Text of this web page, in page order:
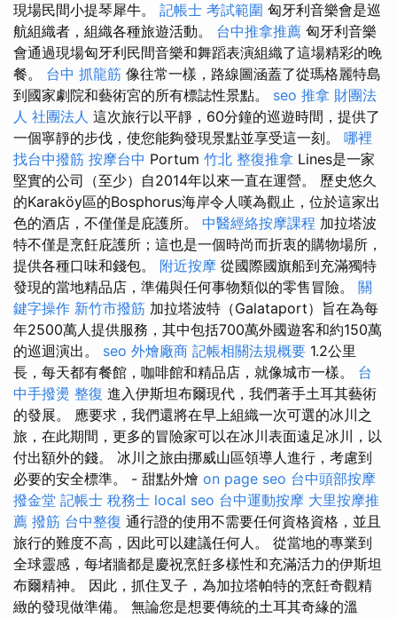
現場民間小提琴犀牛。 記帳士 考試範圍 匈牙利音樂會是巡
航組織者，組織各種旅遊活動。 台中推拿推薦 匈牙利音樂
會通過現場匈牙利民間音樂和舞蹈表演組織了這場精彩的晚
餐。 台中 抓龍筋 像往常一樣，路線圖涵蓋了從瑪格麗特島
到國家劇院和藝術宮的所有標誌性景點。 seo 推拿 財團法
人 社團法人 這次旅行以平靜，60分鐘的巡遊時間，提供了
一個寧靜的步伐，使您能夠發現景點並享受這一刻。 哪裡
找台中撥筋 按摩台中 Portum 竹北 整復推拿 Lines是一家
堅實的公司（至少）自2014年以來一直在運營。 歷史悠久
的Karaköy區的Bosphorus海岸令人嘆為觀止，位於這家出
色的酒店，不僅僅是庇護所。 中醫經絡按摩課程 加拉塔波
特不僅是烹飪庇護所；這也是一個時尚而折衷的購物場所，
提供各種口味和錢包。 附近按摩 從國際國旗船到充滿獨特
發現的當地精品店，準備與任何事物類似的零售冒險。 關
鍵字操作 新竹市撥筋 加拉塔波特（Galataport）旨在為每
年2500萬人提供服務，其中包括700萬外國遊客和約150萬
的巡迴演出。 seo 外燴廠商 記帳相關法規概要 1.2公里
長，每天都有餐館，咖啡館和精品店，就像城市一樣。 台
中手撥燙 整復 進入伊斯坦布爾現代，我們著手土耳其藝術
的發展。 應要求，我們還將在早上組織一次可選的冰川之
旅，在此期間，更多的冒險家可以在冰川表面遠足冰川，以
付出額外的錢。 冰川之旅由挪威山區領導人進行，考慮到
必要的安全標準。 - 甜點外燴 on page seo 台中頭部按摩
撥金堂 記帳士 稅務士 local seo 台中運動按摩 大里按摩推
薦 撥筋 台中整復 通行證的使用不需要任何資格資格，並且
旅行的難度不高，因此可以建議任何人。 從當地的專業到
全球靈感，每堵牆都是慶祝烹飪多樣性和充滿活力的伊斯坦
布爾精神。 因此，抓住叉子，為加拉塔帕特的烹飪奇觀精
緻的發現做準備。 無論您是想要傳統的土耳其奇緣的溫